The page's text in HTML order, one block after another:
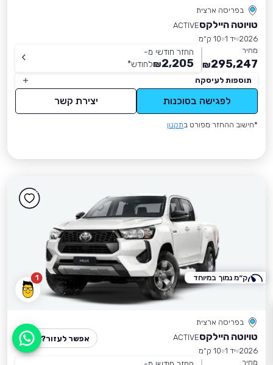
בפריסה ארצית
טויוטה היילקסACTIVE
2026 יד 1
10 ק״מ
מחיר
295,247
₪
החזר חודשי מ-
2,205
₪לחודש*
תוספות לעיסקה
לפגישה בסוכנות יצירת קשר
*חישוב ההחזר מפורט בתקנון
1
בפריסה ארצית
טויוטה היילקסACTIVE
2026 יד 1
10 ק״מ
מחיר
ק״מ נמוך במיוחד
אפשר לעזור?